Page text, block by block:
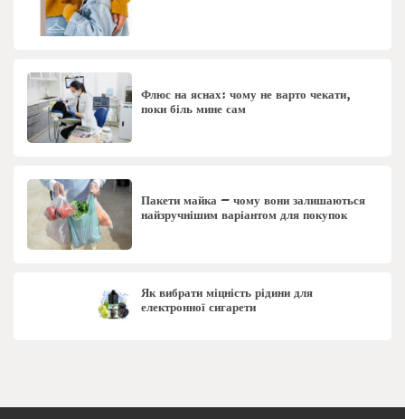
Флюс на яснах: чому не варто чекати,
поки біль мине сам
Пакети майка – чому вони залишаються
найзручнішим варіантом для покупок
Як вибрати міцність рідини для
електронної сигарети